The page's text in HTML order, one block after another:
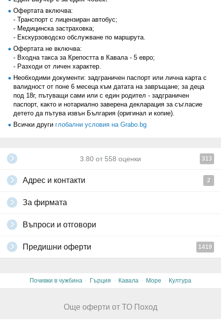
Офертата включва:
- Транспорт с лицензиран автобус;
- Медицинска застраховка;
- Екскурзоводско обслужване по маршрута.
Офертата не включва:
- Входна такса за Крепостта в Кавала - 5 евро;
- Разходи от личен характер.
Необходими документи: задграничен паспорт или лична карта с
валидност от поне 6 месеца към датата на завръщане; за деца
под 18г, пътуващи сами или с един родител - задграничен
паспорт, както и нотариално заверена декларация за съгласие
детето да пътува извън България (оригинал и копие).
Всички други глобални условия на Grabo.bg
3.80 от 558 оценки 313
Адрес и контакти 2
За фирмата
Въпроси и отговори
Предишни оферти 1419
Почивки в чужбина · Гърция · Кавала · Море · Култура
Още оферти от ТО Поход